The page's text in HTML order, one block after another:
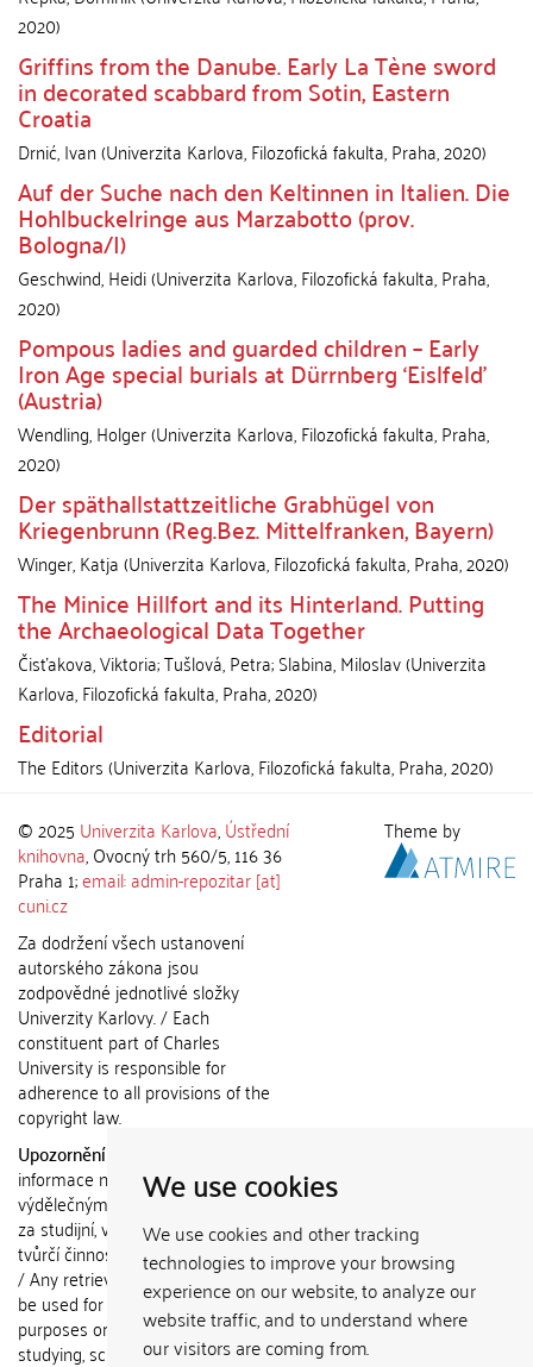
We use cookies
We use cookies and other tracking
technologies to improve your browsing
experience on our website, to analyze our
website traffic, and to understand where
our visitors are coming from.
2020)
Griffins from the Danube. Early La Tène sword
in decorated scabbard from Sotin, Eastern
Croatia
Drnić, Ivan(Univerzita Karlova, Filozofická fakulta,Praha,2020)
Auf der Suche nach den Keltinnen in Italien. Die
Hohlbuckelringe aus Marzabotto (prov.
Bologna/I)
Geschwind, Heidi(Univerzita Karlova, Filozofická fakulta,Praha,
2020)
Pompous ladies and guarded children – Early
Iron Age special burials at Dürrnberg ‘Eislfeld’
(Austria)
Wendling, Holger(Univerzita Karlova, Filozofická fakulta,Praha,
2020)
Der späthallstattzeitliche Grabhügel von
Kriegenbrunn (Reg.Bez. Mittelfranken, Bayern)
Winger, Katja(Univerzita Karlova, Filozofická fakulta,Praha,2020)
The Minice Hillfort and its Hinterland. Putting
the Archaeological Data Together
Čisťakova, Viktoria;Tušlová, Petra;Slabina, Miloslav(Univerzita
Karlova, Filozofická fakulta,Praha,2020)
Editorial
The Editors(Univerzita Karlova, Filozofická fakulta,Praha,2020)
© 2025 Univerzita Karlova,Ústřední
knihovna, Ovocný trh 560/5, 116 36
Praha 1;email: admin-repozitar [at]
cuni.cz
Za dodržení všech ustanovení
autorského zákona jsou
zodpovědné jednotlivé složky
Univerzity Karlovy. / Each
constituent part of Charles
University is responsible for
adherence to all provisions of the
copyright law.
Upozornění / Notice:
informace nemohou být použity k
výdělečným účelům nebo vydávány
za studijní, vědeckou nebo jinou
tvůrčí činnost jiné osoby než autora.
/ Any retrieved information shall not
be used for any commercial
purposes or claimed as results of
studying, scientific or any other
Theme by